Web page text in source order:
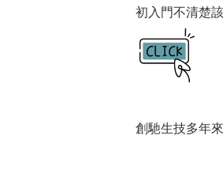
初入門不清楚
創馳生技多年